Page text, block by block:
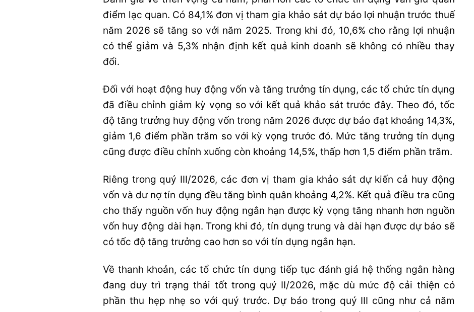
điểm lạc quan. Có 84,1% đơn vị tham gia khảo sát dự báo lợi nhuận trước thuế
năm 2026 sẽ tăng so với năm 2025. Trong khi đó, 10,6% cho rằng lợi nhuận
có thể giảm và 5,3% nhận định kết quả kinh doanh sẽ không có nhiều thay
đổi.
Đối với hoạt động huy động vốn và tăng trưởng tín dụng, các tổ chức tín dụng
đã điều chỉnh giảm kỳ vọng so với kết quả khảo sát trước đây. Theo đó, tốc
độ tăng trưởng huy động vốn trong năm 2026 được dự báo đạt khoảng 14,3%,
giảm 1,6 điểm phần trăm so với kỳ vọng trước đó. Mức tăng trưởng tín dụng
cũng được điều chỉnh xuống còn khoảng 14,5%, thấp hơn 1,5 điểm phần trăm.
Riêng trong quý III/2026, các đơn vị tham gia khảo sát dự kiến cả huy động
vốn và dư nợ tín dụng đều tăng bình quân khoảng 4,2%. Kết quả điều tra cũng
cho thấy nguồn vốn huy động ngắn hạn được kỳ vọng tăng nhanh hơn nguồn
vốn huy động dài hạn. Trong khi đó, tín dụng trung và dài hạn được dự báo sẽ
có tốc độ tăng trưởng cao hơn so với tín dụng ngắn hạn.
Về thanh khoản, các tổ chức tín dụng tiếp tục đánh giá hệ thống ngân hàng
đang duy trì trạng thái tốt trong quý II/2026, mặc dù mức độ cải thiện có
phần thu hẹp nhẹ so với quý trước. Dự báo trong quý III cũng như cả năm